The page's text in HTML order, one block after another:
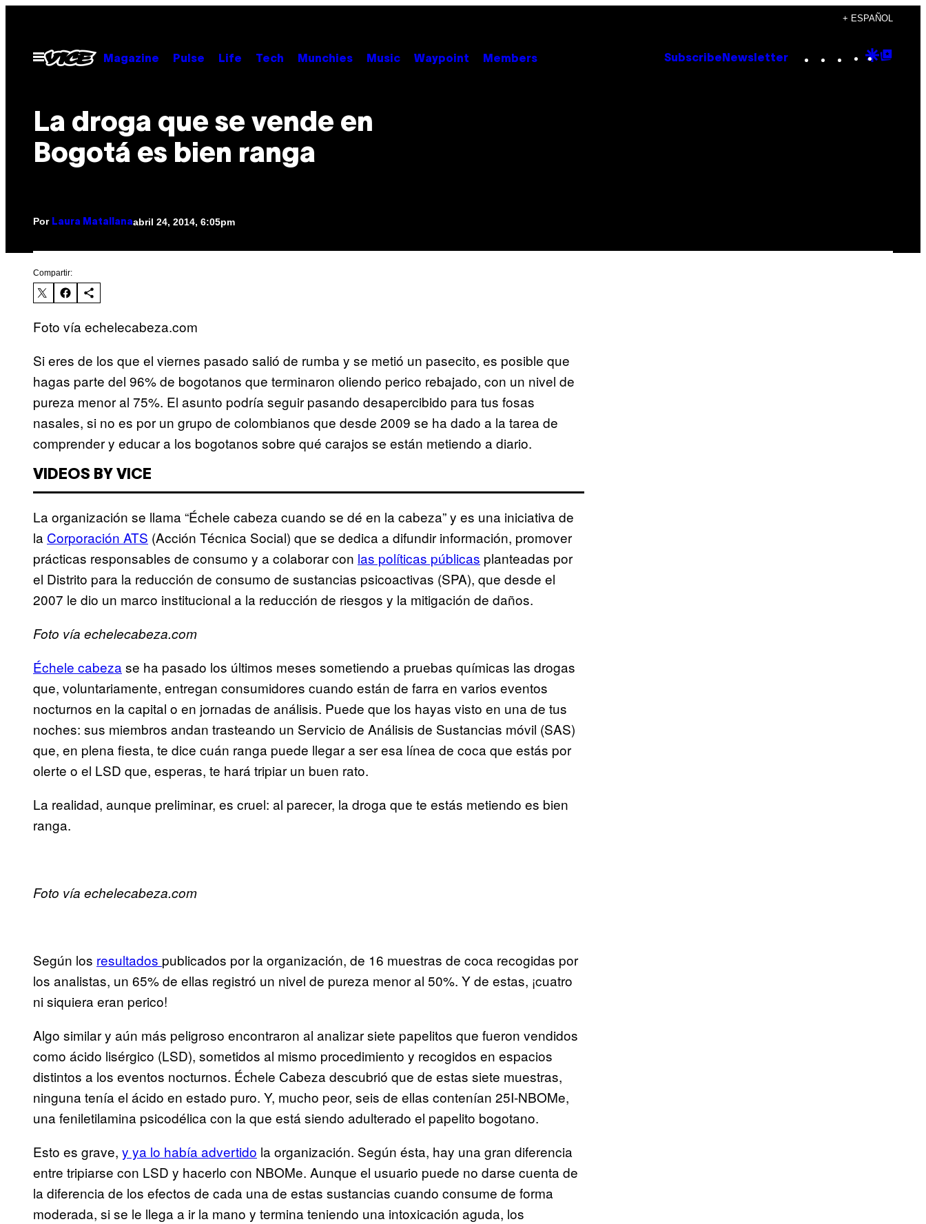
contenido
+ ESPAÑOL
Abrir
Menú
Magazine Pulse Life Tech Munchies Music Waypoint Members Subscribe Newsletter Instagram
TikTok
YouTube
Google
La droga que se vende en
Bogotá es bien ranga
Por Laura Matallanaabril 24, 2014, 6:05pm
Compartir:
Foto vía echelecabeza.com
Si eres de los que el viernes pasado salió de rumba y se metió un pasecito, es posible que
hagas parte del 96% de bogotanos que terminaron oliendo perico rebajado, con un nivel de
pureza menor al 75%. El asunto podría seguir pasando desapercibido para tus fosas
nasales, si no es por un grupo de colombianos que desde 2009 se ha dado a la tarea de
comprender y educar a los bogotanos sobre qué carajos se están metiendo a diario.
VIDEOS BY VICE
La organización se llama “Échele cabeza cuando se dé en la cabeza” y es una iniciativa de
la Corporación ATS (Acción Técnica Social) que se dedica a difundir información, promover
prácticas responsables de consumo y a colaborar con las políticas públicas planteadas por
el Distrito para la reducción de consumo de sustancias psicoactivas (SPA), que desde el
2007 le dio un marco institucional a la reducción de riesgos y la mitigación de daños.
Foto vía echelecabeza.com
Échele cabeza se ha pasado los últimos meses sometiendo a pruebas químicas las drogas
que, voluntariamente, entregan consumidores cuando están de farra en varios eventos
nocturnos en la capital o en jornadas de análisis. Puede que los hayas visto en una de tus
noches: sus miembros andan trasteando un Servicio de Análisis de Sustancias móvil (SAS)
que, en plena fiesta, te dice cuán ranga puede llegar a ser esa línea de coca que estás por
olerte o el LSD que, esperas, te hará tripiar un buen rato.
La realidad, aunque preliminar, es cruel: al parecer, la droga que te estás metiendo es bien
ranga.
Foto vía echelecabeza.com
Según los resultados publicados por la organización, de 16 muestras de coca recogidas por
los analistas, un 65% de ellas registró un nivel de pureza menor al 50%. Y de estas, ¡cuatro
ni siquiera eran perico!
Algo similar y aún más peligroso encontraron al analizar siete papelitos que fueron vendidos
como ácido lisérgico (LSD), sometidos al mismo procedimiento y recogidos en espacios
distintos a los eventos nocturnos. Échele Cabeza descubrió que de estas siete muestras,
ninguna tenía el ácido en estado puro. Y, mucho peor, seis de ellas contenían 25I-NBOMe,
una feniletilamina psicodélica con la que está siendo adulterado el papelito bogotano.
Esto es grave, y ya lo había advertido la organización. Según ésta, hay una gran diferencia
entre tripiarse con LSD y hacerlo con NBOMe. Aunque el usuario puede no darse cuenta de
la diferencia de los efectos de cada una de estas sustancias cuando consume de forma
moderada, si se le llega a ir la mano y termina teniendo una intoxicación aguda, los